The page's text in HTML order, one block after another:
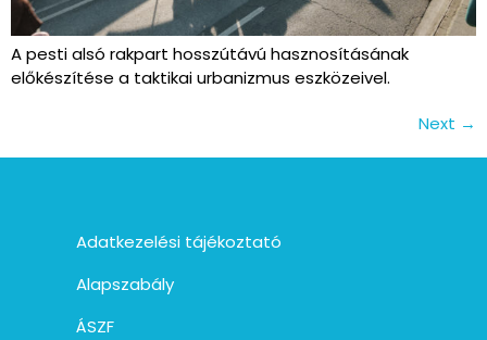
A pesti alsó rakpart hosszútávú hasznosításának
előkészítése a taktikai urbanizmus eszközeivel.
Next →
Adatkezelési tájékoztató
Alapszabály
ÁSZF